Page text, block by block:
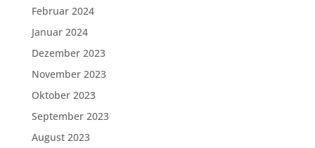
Februar 2024
Januar 2024
Dezember 2023
November 2023
Oktober 2023
September 2023
August 2023